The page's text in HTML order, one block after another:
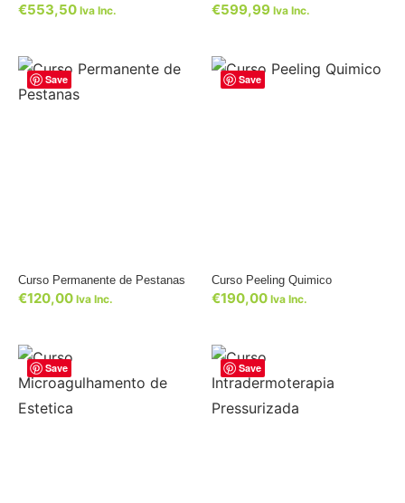
€553,50 Iva Inc. €599,99 Iva Inc.
Save
Curso Permanente de Pestanas
€120,00 Iva Inc.
Save
Curso Peeling Quimico
€190,00 Iva Inc.
Save Save